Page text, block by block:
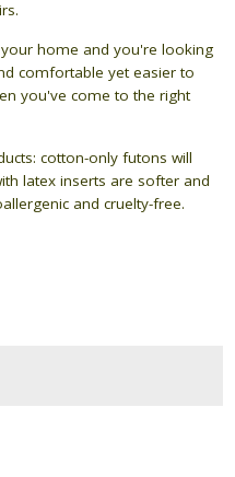
home and you're looking
comfortable yet easier to
you've come to the right
cotton-only futons will
latex inserts are softer and
and cruelty-free.